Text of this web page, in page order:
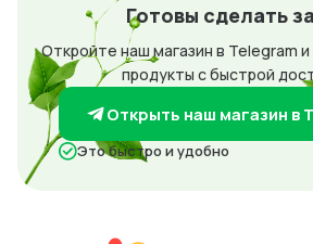
Готовы сделать
Откройте наш магазин в Telegram
продукты с быстрой
Открыть наш магазин в
Это быстро и удобно